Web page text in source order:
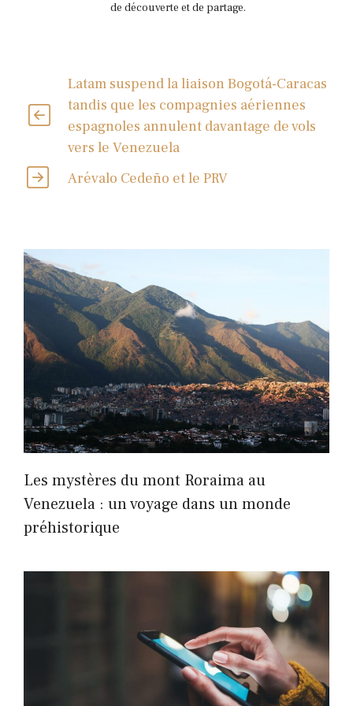
de découverte et de partage.
Latam suspend la liaison Bogotá-Caracas
tandis que les compagnies aériennes
espagnoles annulent davantage de vols
vers le Venezuela
Arévalo Cedeño et le PRV
Les mystères du mont Roraima au
Venezuela : un voyage dans un monde
préhistorique